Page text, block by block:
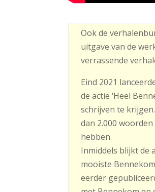
Ook de
uitgave van de
verrassende
Eind 2021
de actie ‘Heel
schrijven te
dan 2.000
hebben.
Inmiddels blijkt de
mooiste
eerder